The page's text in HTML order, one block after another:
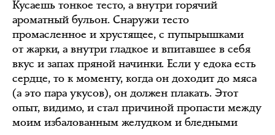
Кусаешь тонкое тесто, а внутри горячий
ароматный бульон. Снаружи тесто
промасленное и хрустящее, с пупырышками
от жарки, а внутри гладкое и впитавшее в себя
вкус и запах пряной начинки. Если у едока есть
сердце, то к моменту, когда он доходит до мяса
(а это пара укусов), он должен плакать. Этот
опыт, видимо, и стал причиной пропасти между
моим избалованным желудком и бледными